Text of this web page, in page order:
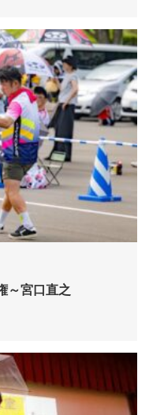
～宮口直之